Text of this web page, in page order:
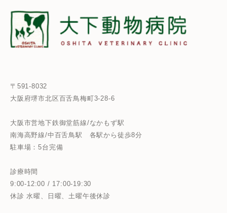
〒591-8032
大阪府堺市北区百舌鳥梅町3-28-6
大阪市営地下鉄御堂筋線/なかもず駅
南海高野線/中百舌鳥駅 各駅から徒歩8分
駐車場：5台完備
診療時間
9:00-12:00 / 17:00-19:30
休診 水曜、日曜、土曜午後休診